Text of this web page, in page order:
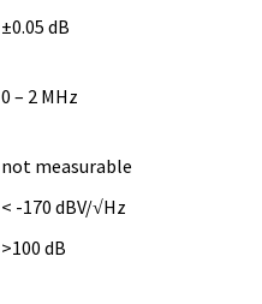
±0.05 dB
0 – 2 MHz
not measurable
< -170 dBV/√Hz
>100 dB